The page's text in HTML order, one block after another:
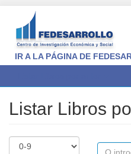
IR A LA PÁGINA DE
Listar Libros